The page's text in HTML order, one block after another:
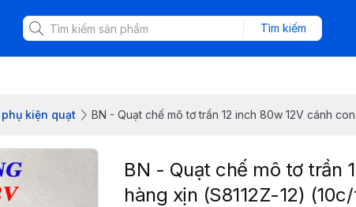
Tìm kiếm
kiện quạt BN - Quạt chế mô tơ trần 12 inch 80w 12V cánh
BN - Quạt chế mô tơ trần
hàng xịn (S8112Z-12)